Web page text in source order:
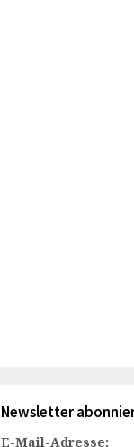
Newsletter
E-Mail-Adresse: